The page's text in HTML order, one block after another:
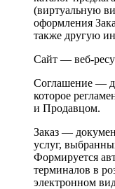
(виртуальную
оформления
также другую
Сайт — веб-
Соглашение —
которое
и Продавцом.
Заказ —
услуг,
Формируется
терминалов в
электронном